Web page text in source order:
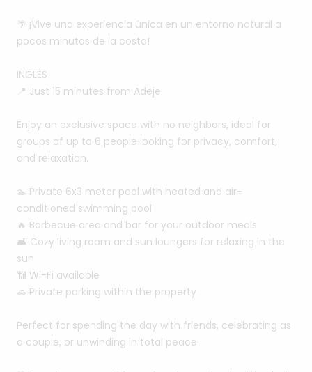
🌴 ¡Vive una experiencia única en un entorno natural a
pocos minutos de la costa!
INGLES
📍 Just 15 minutes from Adeje
Enjoy an exclusive space with no neighbors, ideal for
groups of up to 6 people looking for privacy, comfort,
and relaxation.
🏊 Private 6x3 meter pool with heated and air-
conditioned swimming pool
🔥 Barbecue area and bar for your outdoor meals
🛋️ Cozy living room and sun loungers for relaxing in the
sun
📶 Wi-Fi available
🚗 Private parking within the property
Perfect for spending the day with friends, celebrating as
a couple, or unwinding in total peace.